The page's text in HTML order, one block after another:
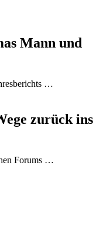
Mann und
…
zurück ins
Forums …